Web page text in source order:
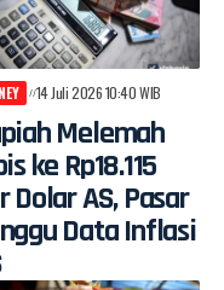
14 Juli 2026 10:40 WIB
Melemah
ke Rp18.115
Dolar AS, Pasar
Data Inflasi